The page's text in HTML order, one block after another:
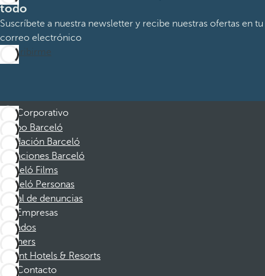
todo
Suscríbete a nuestra newsletter y recibe nuestras ofertas en tu
correo electrónico
Suscribirme
Corporativo
Grupo Barceló
Fundación Barceló
Vacaciones Barceló
Barceló Films
Barceló Personas
Canal de denuncias
Empresas
Afiliados
Partners
Dorint Hotels & Resorts
Contacto